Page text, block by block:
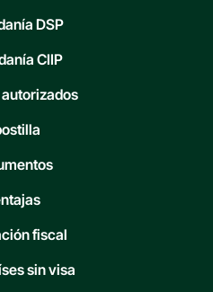
DSP
CIIP
fiscal
sin visa